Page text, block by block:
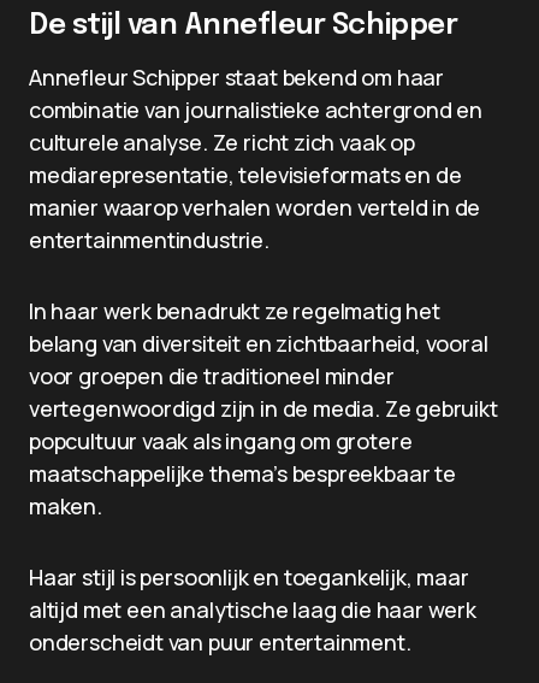
De stijl van Annefleur Schipper
Annefleur Schipper staat bekend om haar
combinatie van journalistieke achtergrond en
culturele analyse. Ze richt zich vaak op
mediarepresentatie, televisieformats en de
manier waarop verhalen worden verteld in de
entertainmentindustrie.
In haar werk benadrukt ze regelmatig het
belang van diversiteit en zichtbaarheid, vooral
voor groepen die traditioneel minder
vertegenwoordigd zijn in de media. Ze gebruikt
popcultuur vaak als ingang om grotere
maatschappelijke thema’s bespreekbaar te
maken.
Haar stijl is persoonlijk en toegankelijk, maar
altijd met een analytische laag die haar werk
onderscheidt van puur entertainment.